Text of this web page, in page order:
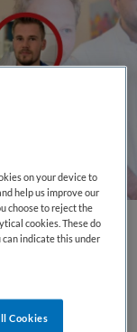
on your device to
help us improve our
choose to reject the
cookies. These do
can indicate this under
Cookies